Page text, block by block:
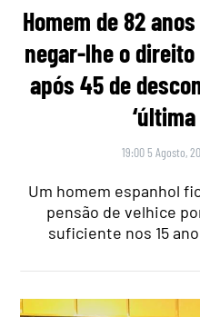
Homem de 82
negar-lhe o
após 45 de
19:00 5 Agosto,
Um homem espanhol
pensão de velhice
suficiente nos 15